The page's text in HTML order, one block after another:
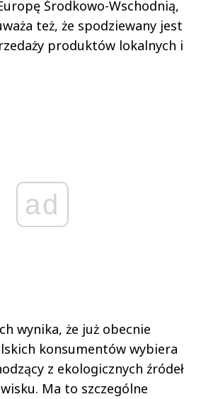
Środkowo-Wschodnią,
też, że spodziewany jest
produktów lokalnych i
ad
wynika, że już obecnie
konsumentów wybiera
z ekologicznych źródeł
Ma to szczególne